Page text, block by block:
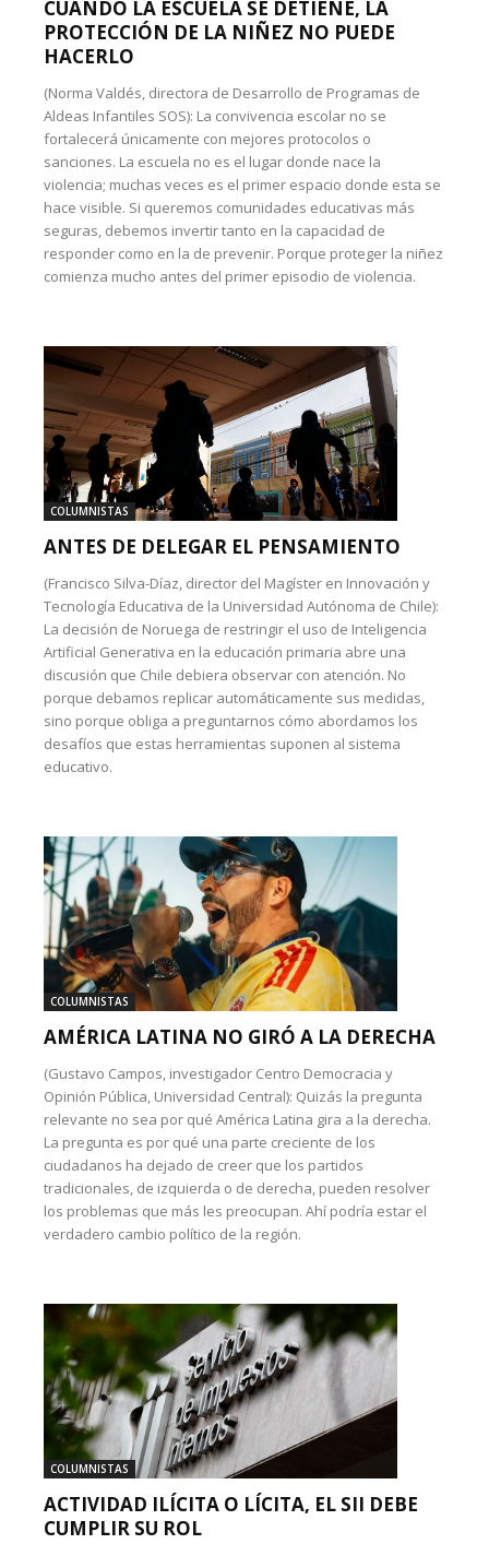
CUANDO LA ESCUELA SE DETIENE, LA
PROTECCIÓN DE LA NIÑEZ NO PUEDE
HACERLO
(Norma Valdés, directora de Desarrollo de Programas de
Aldeas Infantiles SOS): La convivencia escolar no se
fortalecerá únicamente con mejores protocolos o
sanciones. La escuela no es el lugar donde nace la
violencia; muchas veces es el primer espacio donde esta se
hace visible. Si queremos comunidades educativas más
seguras, debemos invertir tanto en la capacidad de
responder como en la de prevenir. Porque proteger la niñez
comienza mucho antes del primer episodio de violencia.
COLUMNISTAS
ANTES DE DELEGAR EL PENSAMIENTO
(Francisco Silva-Díaz, director del Magíster en Innovación y
Tecnología Educativa de la Universidad Autónoma de Chile):
La decisión de Noruega de restringir el uso de Inteligencia
Artificial Generativa en la educación primaria abre una
discusión que Chile debiera observar con atención. No
porque debamos replicar automáticamente sus medidas,
sino porque obliga a preguntarnos cómo abordamos los
desafíos que estas herramientas suponen al sistema
educativo.
COLUMNISTAS
AMÉRICA LATINA NO GIRÓ A LA DERECHA
(Gustavo Campos, investigador Centro Democracia y
Opinión Pública, Universidad Central): Quizás la pregunta
relevante no sea por qué América Latina gira a la derecha.
La pregunta es por qué una parte creciente de los
ciudadanos ha dejado de creer que los partidos
tradicionales, de izquierda o de derecha, pueden resolver
los problemas que más les preocupan. Ahí podría estar el
verdadero cambio político de la región.
COLUMNISTAS
ACTIVIDAD ILÍCITA O LÍCITA, EL SII DEBE
CUMPLIR SU ROL